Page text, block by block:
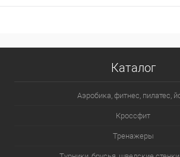
Каталог
Аэробика, фитнес, пилатес,
Кроссфит
Тренажеры